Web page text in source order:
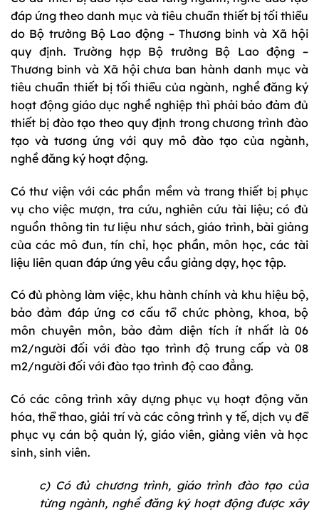
đáp ứng theo danh mục và tiêu chuẩn thiết bị tối thiểu
do Bộ trưởng Bộ Lao động – Thương binh và Xã hội
quy định. Trường hợp Bộ trưởng Bộ Lao động –
Thương binh và Xã hội chưa ban hành danh mục và
tiêu chuẩn thiết bị tối thiểu của ngành, nghề đăng ký
hoạt động giáo dục nghề nghiệp thì phải bảo đảm đủ
thiết bị đào tạo theo quy định trong chương trình đào
tạo và tương ứng với quy mô đào tạo của ngành,
nghề đăng ký hoạt động.
Có thư viện với các phần mềm và trang thiết bị phục
vụ cho việc mượn, tra cứu, nghiên cứu tài liệu; có đủ
nguồn thông tin tư liệu như sách, giáo trình, bài giảng
của các mô đun, tín chỉ, học phần, môn học, các tài
liệu liên quan đáp ứng yêu cầu giảng dạy, học tập.
Có đủ phòng làm việc, khu hành chính và khu hiệu bộ,
bảo đảm đáp ứng cơ cấu tổ chức phòng, khoa, bộ
môn chuyên môn, bảo đảm diện tích ít nhất là 06
m2/người đối với đào tạo trình độ trung cấp và 08
m2/người đối với đào tạo trình độ cao đẳng.
Có các công trình xây dựng phục vụ hoạt động văn
hóa, thể thao, giải trí và các công trình y tế, dịch vụ để
phục vụ cán bộ quản lý, giáo viên, giảng viên và học
sinh, sinh viên.
c) Có đủ chương trình, giáo trình đào tạo của
từng ngành, nghề đăng ký hoạt động được xây